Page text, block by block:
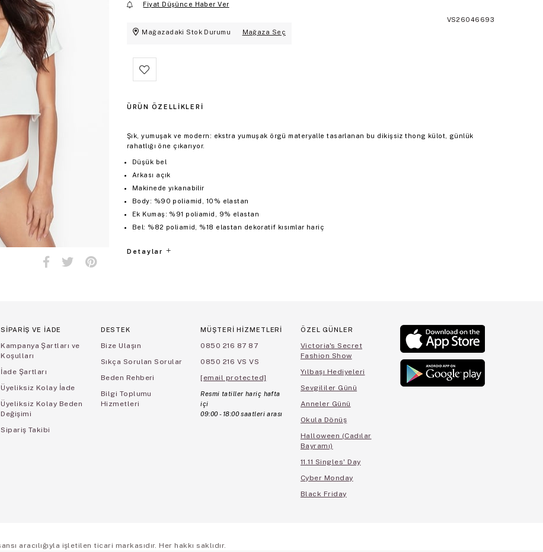
Fiyat Düşünce Haber Ver
VS26046693
Mağazadaki Stok Durumu
Mağaza Seç
ÜRÜN ÖZELLIKLERI
Şık, yumuşak ve modern: ekstra yumuşak örgü materyalle tasarlanan bu dikişsiz thong külot, günlük
rahatlığı öne çıkarıyor.
Düşük bel
Arkası açık
Makinede yıkanabilir
Body: %90 poliamid, 10% elastan
Ek Kumaş: %91 poliamid, 9% elastan
Bel: %82 poliamid, %18 elastan dekoratif kısımlar hariç
Detaylar
SİPARİŞ VE İADE
Kampanya Şartları ve
Koşulları
İade Şartları
Üyeliksiz Kolay İade
Üyeliksiz Kolay Beden
Değişimi
Sipariş Takibi
DESTEK
Bize Ulaşın
Sıkça Sorulan Sorular
Beden Rehberi
Bilgi Toplumu
Hizmetleri
MÜŞTERİ HİZMETLERİ
0850 216 87 87
0850 216 VS VS
[email protected]
Resmi tatiller hariç hafta
içi
09:00 - 18:00 saatleri arası
ÖZEL GÜNLER
Victoria's Secret
Fashion Show
Yılbaşı Hediyeleri
Sevgililer Günü
Anneler Günü
Okula Dönüş
Halloween (Cadılar
Bayramı)
11.11 Singles' Day
Cyber Monday
Black Friday
aracılığıyla işletilen ticari markasıdır. Her hakkı saklıdır.